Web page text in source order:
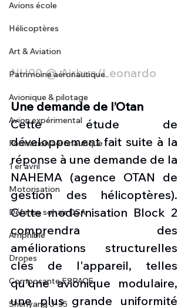
Avions école
Hélicoptères
Art & Aviation
Patrimoine aéronautique
Avionique & pilotage
Avion expérimental
Formation aéronautique
1 er avril
Motorisation
Défense sol-air DSA
Amphibie
Drones
Composante ESPACE
Shenyang J-35
NH90 @ Airbus/Leonardo
Une demande de l’Otan
Cette étude de
développement fait suite à la
réponse à une demande de la
NAHEMA (agence OTAN de
gestion des hélicoptères).
Cette modernisation Block 2
comprendra des
améliorations structurelles
clés de l'appareil, telles
qu'une avionique modulaire,
une plus grande uniformité